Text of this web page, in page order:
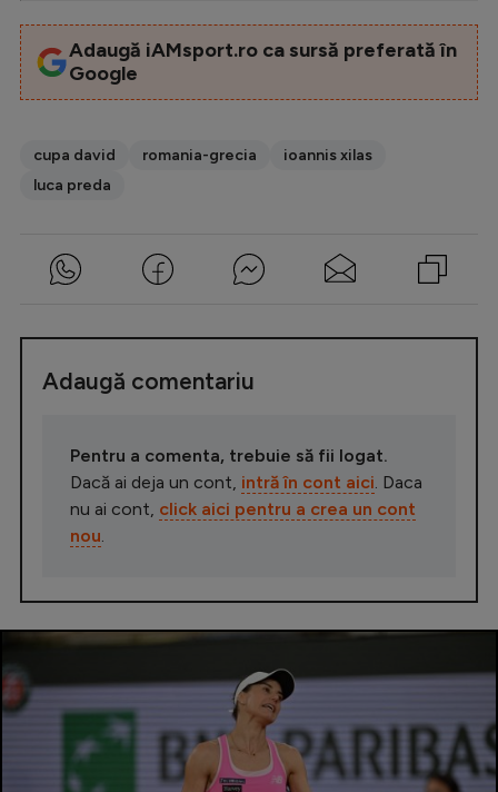
Adaugă iAMsport.ro ca sursă preferată în
Google
cupa david romania-grecia
ioannis xilas
luca preda
Adaugă comentariu
Pentru a comenta, trebuie să fii logat.
Dacă ai deja un cont, intră în cont aici . Daca
nu ai cont, click aici pentru a crea un cont
nou